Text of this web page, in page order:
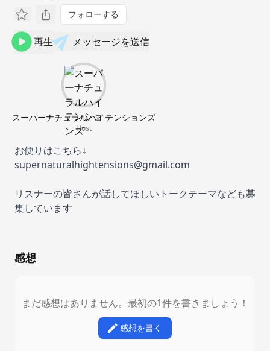
フォローする
再生 メッセージを送信
スーパーナチュラルハイテンションズ
Host
お便りはこちら↓
supernaturalhightensions@gmail.com
リスナーの皆さんが話してほしいトークテーマなども募
集しています
感想
まだ感想はありません。最初の1件を書きましょう！
感想を書く